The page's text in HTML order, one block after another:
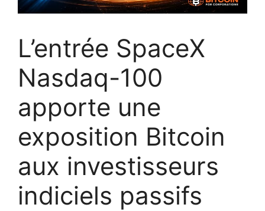
L’entrée SpaceX
Nasdaq-100
apporte une
exposition Bitcoin
aux investisseurs
indiciels passifs